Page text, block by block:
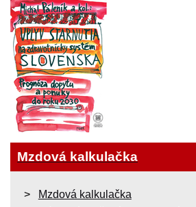
Mzdová kalkulačka
Mzdová kalkulačka